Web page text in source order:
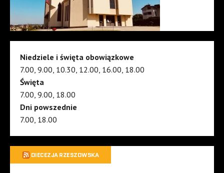
Niedziele i święta obowiązkowe
7.00, 9.00, 10.30, 12.00, 16.00, 18.00
Święta
7.00, 9.00, 18.00
Dni powszednie
7.00, 18.00
DIECEZJA RZESZOWSKA